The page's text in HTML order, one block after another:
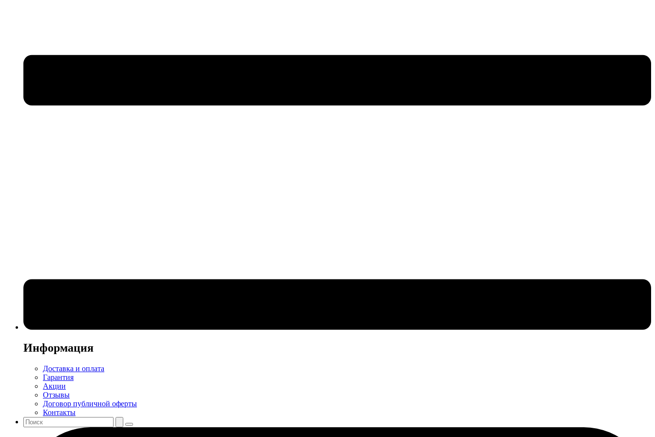
Информация
Доставка и оплата
Гарантия
Акции
Отзывы
Договор публичной оферты
Контакты